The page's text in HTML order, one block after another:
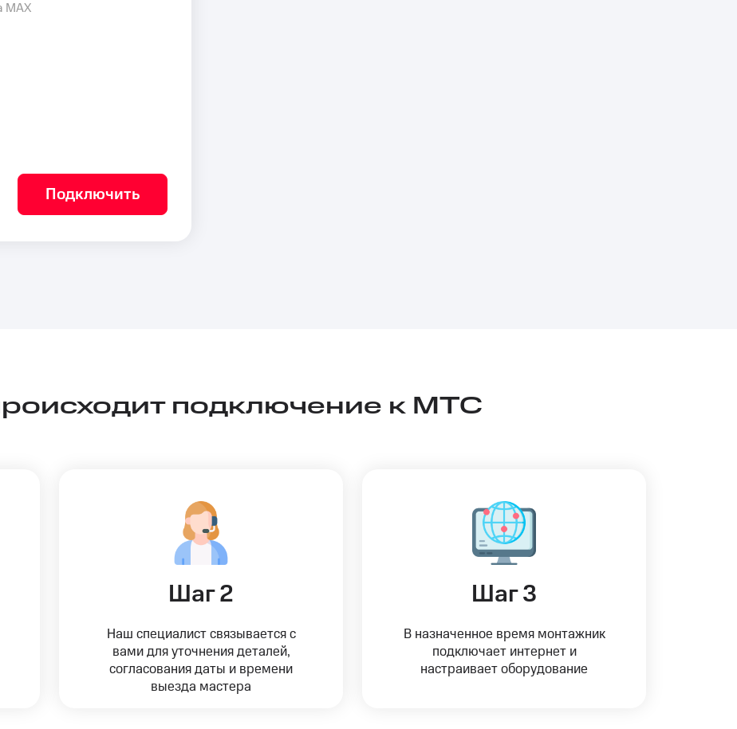
MAX
Подключить
подключение к МТС
Шаг 2
Наш специалист связывается с
вами для уточнения деталей,
согласования даты и времени
выезда мастера
Шаг 3
В назначенное время монтажник
подключает интернет и
настраивает оборудование